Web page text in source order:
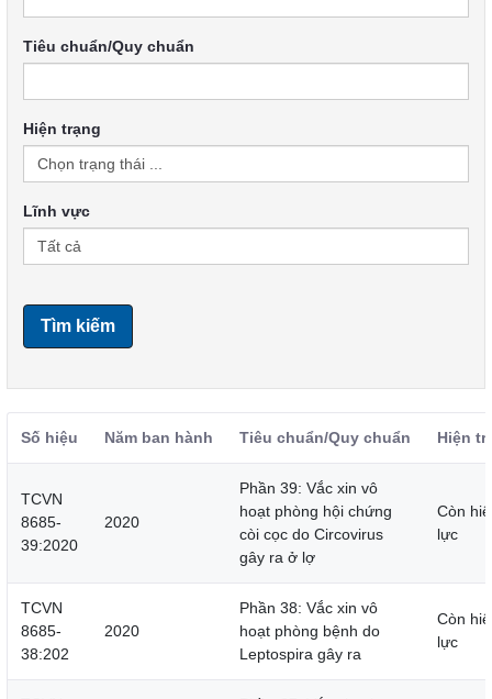
Tiêu chuẩn/Quy chuẩn
Hiện trạng
Lĩnh vực
Tìm kiếm
Số hiệu Năm ban hành Tiêu chuẩn/Quy chuẩn Hiện
TCVN
8685-
39:2020
2020
Phần 39: Vắc xin vô
hoạt phòng hội chứng
còi cọc do Circovirus
gây ra ở lợ
Còn
lực
TCVN
8685-
38:202
2020
Phần 38: Vắc xin vô
hoạt phòng bệnh do
Leptospira gây ra
Còn
lực